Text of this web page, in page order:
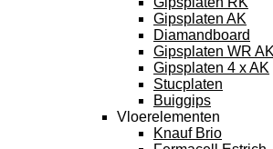
Gipsplaten AK
Diamandboard
Gipsplaten WR
Gipsplaten 4 x AK
Stucplaten
Buiggips
Vloerelementen
Knauf Brio